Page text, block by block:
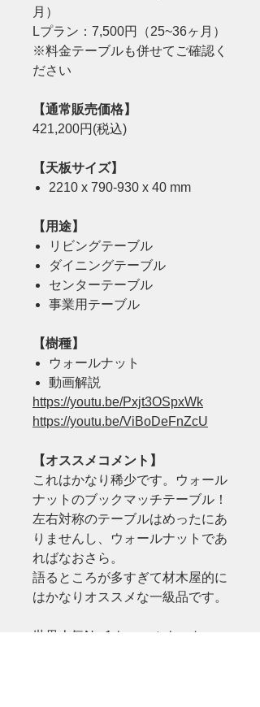
月）
Lプラン：7,500円（25~36ヶ月）
※料金テーブルも併せてご確認く
ださい
【通常販売価格】
421,200円(税込)
【天板サイズ】
2210 x 790-930 x 40 mm
【用途】
リビングテーブル
ダイニングテーブル
センターテーブル
事業用テーブル
【樹種】
ウォールナット
動画解説
https://youtu.be/Pxjt3OSpxWk
https://youtu.be/ViBoDeFnZcU
【オススメコメント】
これはかなり稀少です。ウォール
ナットのブックマッチテーブル！
左右対称のテーブルはめったにあ
りませんし、ウォールナットであ
ればなおさら。
語るところが多すぎて材木屋的に
はかなりオススメな一級品です。
世界人気No.1ウォールナット